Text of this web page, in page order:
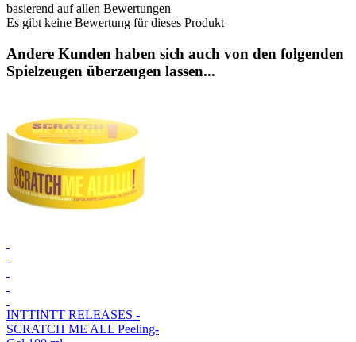
basierend auf allen Bewertungen
Es gibt keine Bewertung für dieses Produkt
Andere Kunden haben sich auch von den folgenden
Spielzeugen überzeugen lassen...
INTTINTT RELEASES -
SCRATCH ME ALL Peeling-